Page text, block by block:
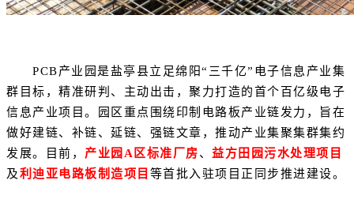
PCB产业园是盐亭县立足绵阳“三千亿”电子信息产业集
群目标，精准研判、主动出击，聚力打造的首个百亿级电子
信息产业项目。园区重点围绕印制电路板产业链发力，旨在
做好建链、补链、延链、强链文章，推动产业集聚集群集约
发展。目前， 产业园A区标准厂房、 益方田园污水处理项目
及利迪亚电路板制造项目 等首批入驻项目正同步推进建设。